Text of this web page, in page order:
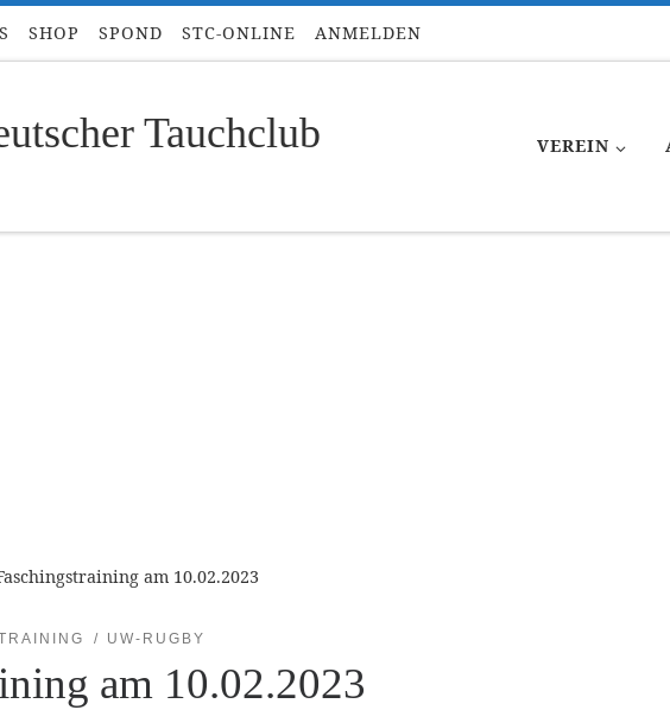
SHOP SPOND STC-ONLINE ANMELDEN
Tauchclub VEREIN
am 10.02.2023
UW-RUGBY
am 10.02.2023